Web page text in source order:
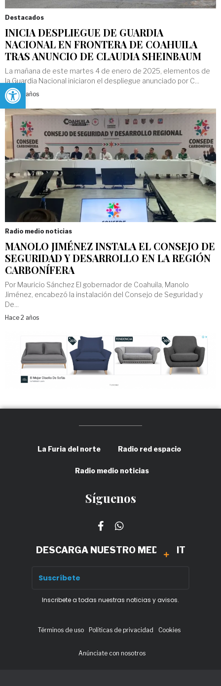
Abrir barra de herramientas
Destacados
INICIA DESPLIEGUE DE GUARDIA
NACIONAL EN FRONTERA DE COAHUILA
TRAS ANUNCIO DE CLAUDIA SHEINBAUM
La mañana de este martes 4 de enero de 2025, elementos de
la Guardia Nacional iniciaron el despliegue anunciado por C...
Hace 2 años
Radio medio noticias
MANOLO JIMÉNEZ INSTALA EL CONSEJO DE
SEGURIDAD Y DESARROLLO EN LA REGIÓN
CARBONÍFERA
Por Mauricio Sánchez El gobernador de Coahuila, Manolo
Jiménez, encabezó la instalación del Consejo de Seguridad y
De...
Hace 2 años
La Furia del norte Radio red espacio
Radio medio noticias
Síguenos
DESCARGA NUESTRO MEDIA KIT
Inscribete a todas nuestras noticias y avisos.
Términos de uso Políticas de privacidad Cookies
Anúnciate con nosotros